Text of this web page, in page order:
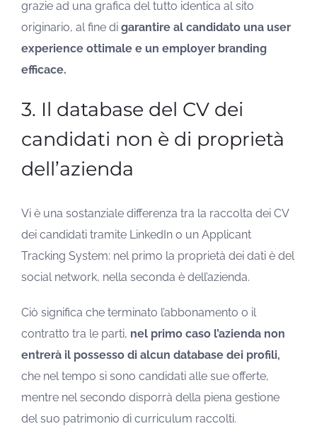
grazie ad una grafica del tutto identica al sito
originario, al fine di garantire al candidato una user
experience ottimale e un employer branding
efficace.
3. Il database del CV dei
candidati non è di proprietà
dell’azienda
Vi è una sostanziale differenza tra la raccolta dei CV
dei candidati tramite LinkedIn o un Applicant
Tracking System: nel primo la proprietà dei dati è del
social network, nella seconda è dell’azienda.
Ciò significa che terminato l’abbonamento o il
contratto tra le parti, nel primo caso l’azienda non
entrerà il possesso di alcun database dei profili,
che nel tempo si sono candidati alle sue offerte,
mentre nel secondo disporrà della piena gestione
del suo patrimonio di curriculum raccolti.